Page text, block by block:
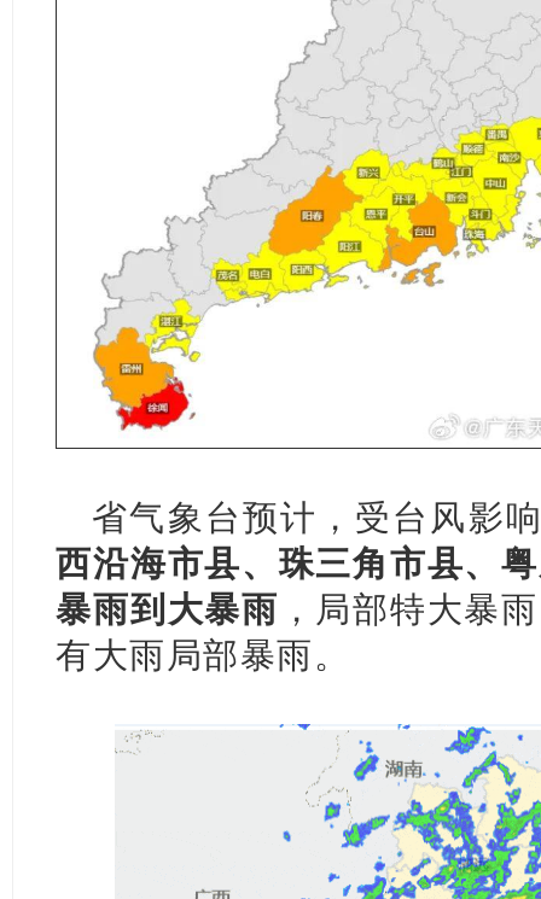
省气象台预计，受台风影
西沿海市县、珠三角市县、
暴雨到大暴雨 ，局部特大暴
有大雨局部暴雨。